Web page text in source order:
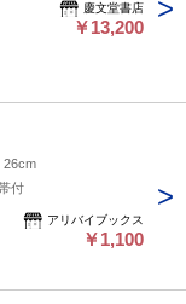
慶文堂書店
￥13,200
26cm
付
アリバイブックス
￥1,100